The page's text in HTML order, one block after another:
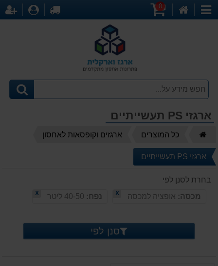
קטגוריות
0
לקופה
ארגזי PS תעשייתיים
כל המוצרים ארגזים וקופסאות לאחסון
ארגזי PS תעשייתיים
בחרת לסנן לפי
מכסה: אופציה למכסה X נפח: X
סנן לפי